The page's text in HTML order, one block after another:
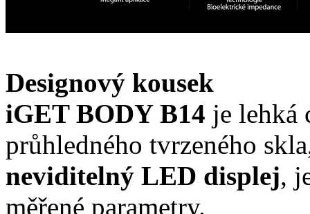
Designový kousek
iGET BODY B14 je lehká
průhledného tvrzeného
neviditelný LED displej,
měřené parametry.